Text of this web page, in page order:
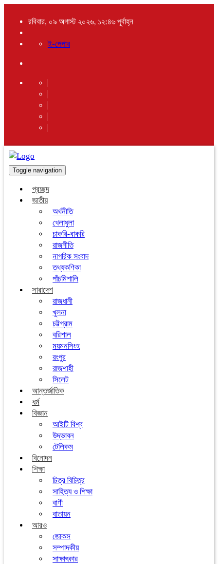
রবিবার, ০৯ অগাস্ট ২০২৬, ১২:৪৬ পূর্বাহ্ন
ই-পেপার
Toggle navigation
প্রচ্ছদ
জাতীয়
অর্থনীতি
খেলাধুলা
চাকরি-বাকরি
রাজনীতি
নাগরিক সংবাদ
তথ্যকণিকা
পাঁচমিশালি
সারাদেশ
রাজধানী
খুলনা
চট্টগ্রাম
বরিশাল
ময়মনসিংহ
রংপুর
রাজশাহী
সিলেট
আন্তর্জাতিক
ধর্ম
বিজ্ঞান
আইটি বিশ্ব
উদ্ভাবন
টেলিকম
বিনোদন
শিক্ষা
চিত্র বিচিত্র
সাহিত্য ও শিক্ষা
বাণী
বাতায়ন
আরও
জোকস
সম্পাদকীয়
সাক্ষাৎকার